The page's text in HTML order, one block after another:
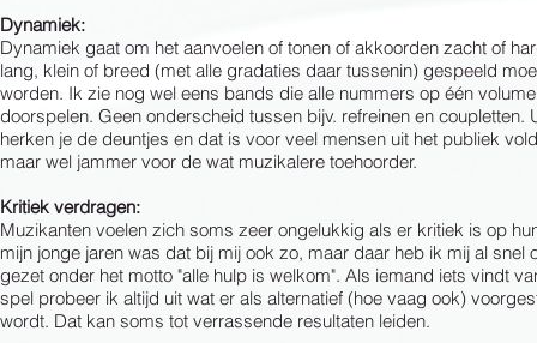
Dynamiek:
Dynamiek gaat om het aanvoelen of tonen of akkoorden zacht of
lang, klein of breed (met alle gradaties daar tussenin) gespeeld
worden. Ik zie nog wel eens bands die alle nummers op één volume
doorspelen. Geen onderscheid tussen bijv. refreinen en coupletten.
herken je de deuntjes en dat is voor veel mensen uit het publiek
maar wel jammer voor de wat muzikalere toehoorder.
Kritiek verdragen:
Muzikanten voelen zich soms zeer ongelukkig als er kritiek is op
mijn jonge jaren was dat bij mij ook zo, maar daar heb ik mij al snel
gezet onder het motto "alle hulp is welkom". Als iemand iets vindt
spel probeer ik altijd uit wat er als alternatief (hoe vaag ook)
wordt. Dat kan soms tot verrassende resultaten leiden.